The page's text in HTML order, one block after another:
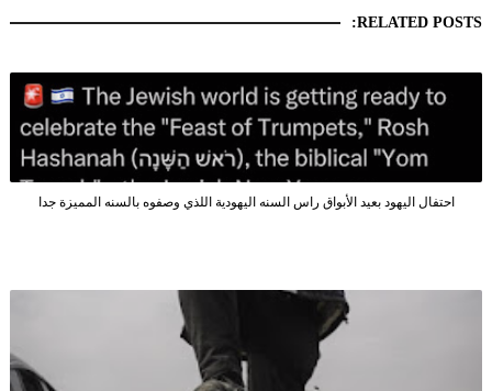
RELATED POSTS:
احتفال اليهود بعيد الأبواق راس السنه اليهودية اللذي وصفوه بالسنه المميزة جدا